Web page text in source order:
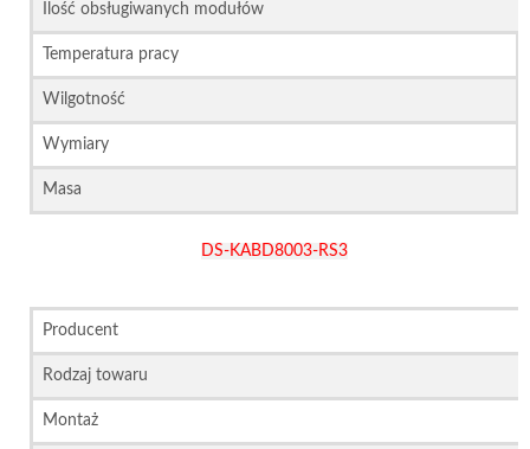
Ilość obsługiwanych modułów
Temperatura pracy
Wilgotność
Wymiary
Masa
DS-KABD8003-RS3
Producent
Rodzaj towaru
Montaż